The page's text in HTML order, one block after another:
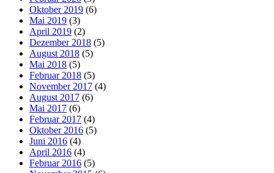
Oktober 2019 (6)
Mai 2019 (3)
April 2019 (2)
Dezember 2018 (5)
August 2018 (5)
Mai 2018 (5)
Februar 2018 (5)
November 2017 (4)
August 2017 (6)
Mai 2017 (6)
Februar 2017 (4)
Oktober 2016 (5)
Juni 2016 (4)
April 2016 (4)
Februar 2016 (5)